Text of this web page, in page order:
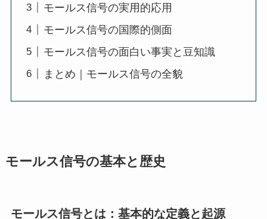
モールス信号の実用的応用
モールス信号の国際的側面
モールス信号の面白い事実と豆知識
まとめ｜モールス信号の全貌
モールス信号の基本と歴史
モールス信号とは：基本的な定義と起源